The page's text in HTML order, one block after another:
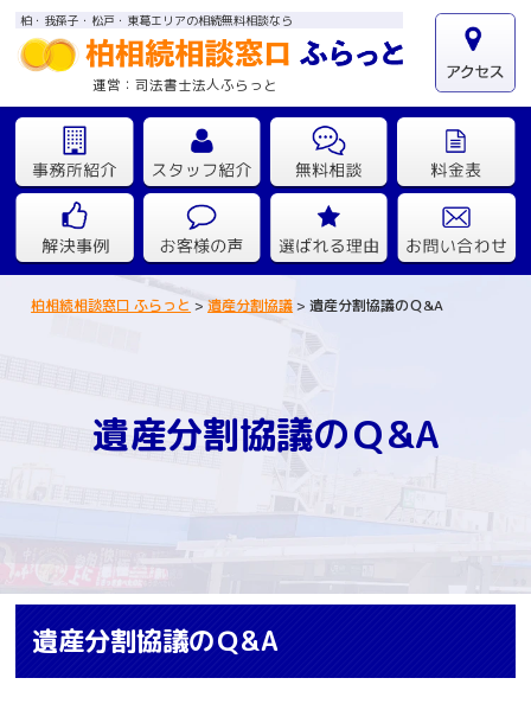
柏・我孫子・松戸・東葛エリアの相続無料相談なら
運営：司法書士法人ふらっと
柏相続相談窓口 ふらっと >遺産分割協議>遺産分割協議のＱ&A
遺産分割協議のＱ&A
遺産分割協議のＱ&A